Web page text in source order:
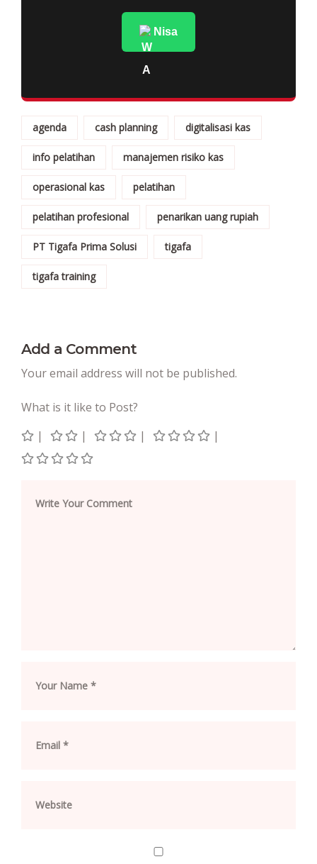
Nisa
agenda cash planning digitalisasi kas
info pelatihan manajemen risiko kas
operasional kas pelatihan
pelatihan profesional penarikan uang rupiah
PT Tigafa Prima Solusi tigafa
tigafa training
Add a Comment
Your email address will not be published.
What is it like to Post?